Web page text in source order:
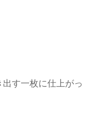
す一枚に仕上がっ